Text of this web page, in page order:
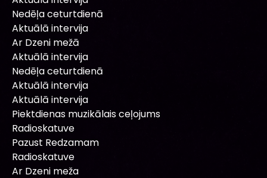
Nedēļa ceturtdienā
Aktuālā intervija
Ar Dzeni mežā
Aktuālā intervija
Nedēļa ceturtdienā
Aktuālā intervija
Aktuālā intervija
Piektdienas muzikālais ceļojums
Radioskatuve
Pazust Redzamam
Radioskatuve
Ar Dzeni meža